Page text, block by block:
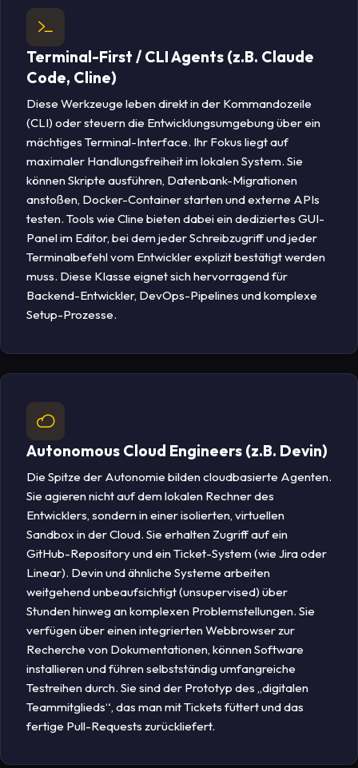
Terminal-First / CLI Agents (z.B. Claude
Code, Cline)
Diese Werkzeuge leben direkt in der Kommandozeile
(CLI) oder steuern die Entwicklungsumgebung über ein
mächtiges Terminal-Interface. Ihr Fokus liegt auf
maximaler Handlungsfreiheit im lokalen System. Sie
können Skripte ausführen, Datenbank-Migrationen
anstoßen, Docker-Container starten und externe APIs
testen. Tools wie Cline bieten dabei ein dediziertes GUI-
Panel im Editor, bei dem jeder Schreibzugriff und jeder
Terminalbefehl vom Entwickler explizit bestätigt werden
muss. Diese Klasse eignet sich hervorragend für
Backend-Entwickler, DevOps-Pipelines und komplexe
Setup-Prozesse.
Autonomous Cloud Engineers (z.B. Devin)
Die Spitze der Autonomie bilden cloudbasierte Agenten.
Sie agieren nicht auf dem lokalen Rechner des
Entwicklers, sondern in einer isolierten, virtuellen
Sandbox in der Cloud. Sie erhalten Zugriff auf ein
GitHub-Repository und ein Ticket-System (wie Jira oder
Linear). Devin und ähnliche Systeme arbeiten
weitgehend unbeaufsichtigt (unsupervised) über
Stunden hinweg an komplexen Problemstellungen. Sie
verfügen über einen integrierten Webbrowser zur
Recherche von Dokumentationen, können Software
installieren und führen selbstständig umfangreiche
Testreihen durch. Sie sind der Prototyp des „digitalen
Teammitglieds“, das man mit Tickets füttert und das
fertige Pull-Requests zurückliefert.